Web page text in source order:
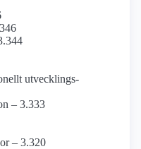
utvecklings­
– 3.333
– 3.320